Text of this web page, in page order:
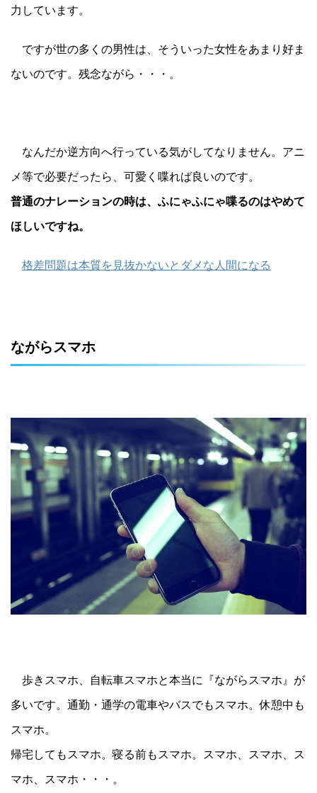
力しています。
ですが世の多くの男性は、そういった女性をあまり好ま
ないのです。残念ながら・・・。
なんだか逆方向へ行っている気がしてなりません。アニ
メ等で必要だったら、可愛く喋れば良いのです。
普通のナレーションの時は、ふにゃふにゃ喋るのはやめて
ほしいですね。
格差問題は本質を見抜かないとダメな人間になる
ながらスマホ
歩きスマホ、自転車スマホと本当に『ながらスマホ』が
多いです。通勤・通学の電車やバスでもスマホ。休憩中も
スマホ。
帰宅してもスマホ。寝る前もスマホ。スマホ、スマホ、ス
マホ、スマホ・・・。